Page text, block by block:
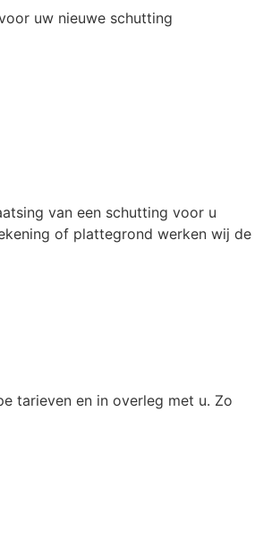
uw nieuwe schutting
van een schutting voor u
of plattegrond werken wij de
tarieven en in overleg met u. Zo